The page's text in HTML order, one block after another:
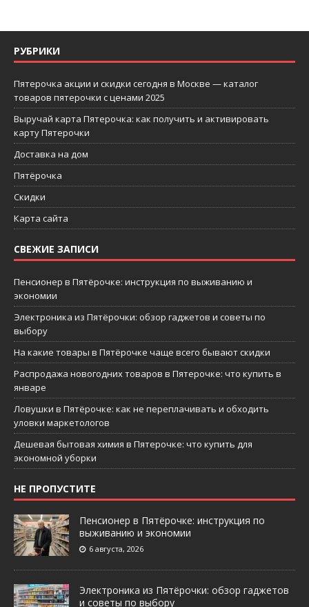
РУБРИКИ
Пятерочка акции и скидки сегодня в Москве — каталог
товаров пятерочки с ценами 2025
Выручай карта Пятерочка: как получить и активировать
карту Пятерочки
Доставка на дом
Пятёрочка
Скидки
Карта сайта
СВЕЖИЕ ЗАПИСИ
Пенсионер в Пятёрочке: инструкция по выживанию и
экономии
Электроника из Пятёрочки: обзор гаджетов и советы по
выбору
На какие товары в Пятёрочке чаще всего бывают скидки
Распродажа новогодних товаров в Пятерочке: что купить в
январе
Ловушки в Пятёрочке: как не переплачивать и обходить
уловки маркетологов
Дешевая бытовая химия в Пятерочке: что купить для
экономной уборки
НЕ ПРОПУСТИТЕ
Пенсионер в Пятёрочке: инструкция по
выживанию и экономии
6 августа, 2026
Электроника из Пятёрочки: обзор гаджетов
и советы по выбору